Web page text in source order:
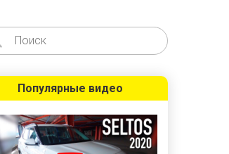
Популярные видео